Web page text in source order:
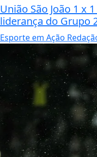
União São João 1 x
liderança do Grupo
Esporte em Ação